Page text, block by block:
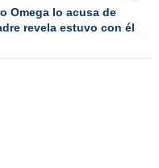
Omega lo acusa de
revela estuvo con él